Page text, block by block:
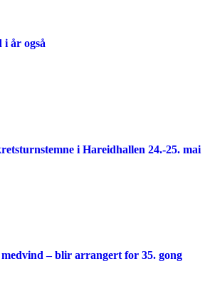
i år også
i Hareidhallen 24.-25. mai
– blir arrangert for 35. gong